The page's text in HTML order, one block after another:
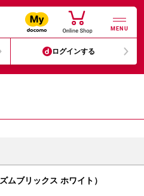
MENU
ログインする
ムブリックス ホワイト）